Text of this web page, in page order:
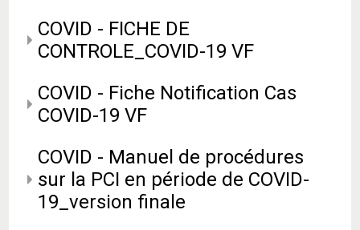
COVID - FICHE DE
CONTROLE_COVID-19 VF
COVID - Fiche Notification Cas
COVID-19 VF
COVID - Manuel de procédures
sur la PCI en période de COVID-
19_version finale